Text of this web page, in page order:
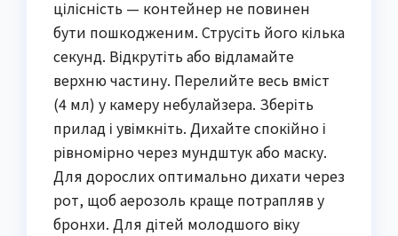
цілісність — контейнер не повинен
бути пошкодженим. Струсіть його кілька
секунд. Відкрутіть або відламайте
верхню частину. Перелийте весь вміст
(4 мл) у камеру небулайзера. Зберіть
прилад і увімкніть. Дихайте спокійно і
рівномірно через мундштук або маску.
Для дорослих оптимально дихати через
рот, щоб аерозоль краще потрапляв у
бронхи. Для дітей молодшого віку